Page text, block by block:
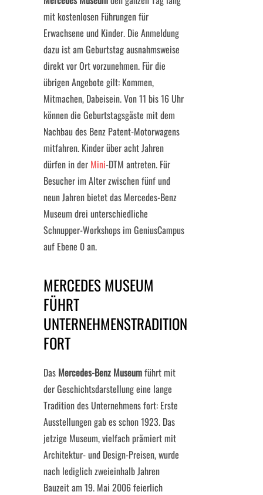
mit kostenlosen Führungen für
Erwachsene und Kinder. Die Anmeldung
dazu ist am Geburtstag ausnahmsweise
direkt vor Ort vorzunehmen. Für die
übrigen Angebote gilt: Kommen,
Mitmachen, Dabeisein. Von 11 bis 16 Uhr
können die Geburtstagsgäste mit dem
Nachbau des Benz Patent-Motorwagens
mitfahren. Kinder über acht Jahren
dürfen in der Mini-DTM antreten. Für
Besucher im Alter zwischen fünf und
neun Jahren bietet das Mercedes-Benz
Museum drei unterschiedliche
Schnupper-Workshops im GeniusCampus
auf Ebene 0 an.
MERCEDES MUSEUM
FÜHRT
UNTERNEHMENSTRADITION
FORT
Das Mercedes-Benz Museumführt mit
der Geschichtsdarstellung eine lange
Tradition des Unternehmens fort: Erste
Ausstellungen gab es schon 1923. Das
jetzige Museum, vielfach prämiert mit
Architektur- und Design-Preisen, wurde
nach lediglich zweieinhalb Jahren
Bauzeit am 19. Mai 2006 feierlich